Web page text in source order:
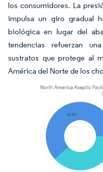
los consumidores. La
impulsa un giro gradual
biológica en lugar del
tendencias refuerzan
sustratos que protege al
América del Norte de los